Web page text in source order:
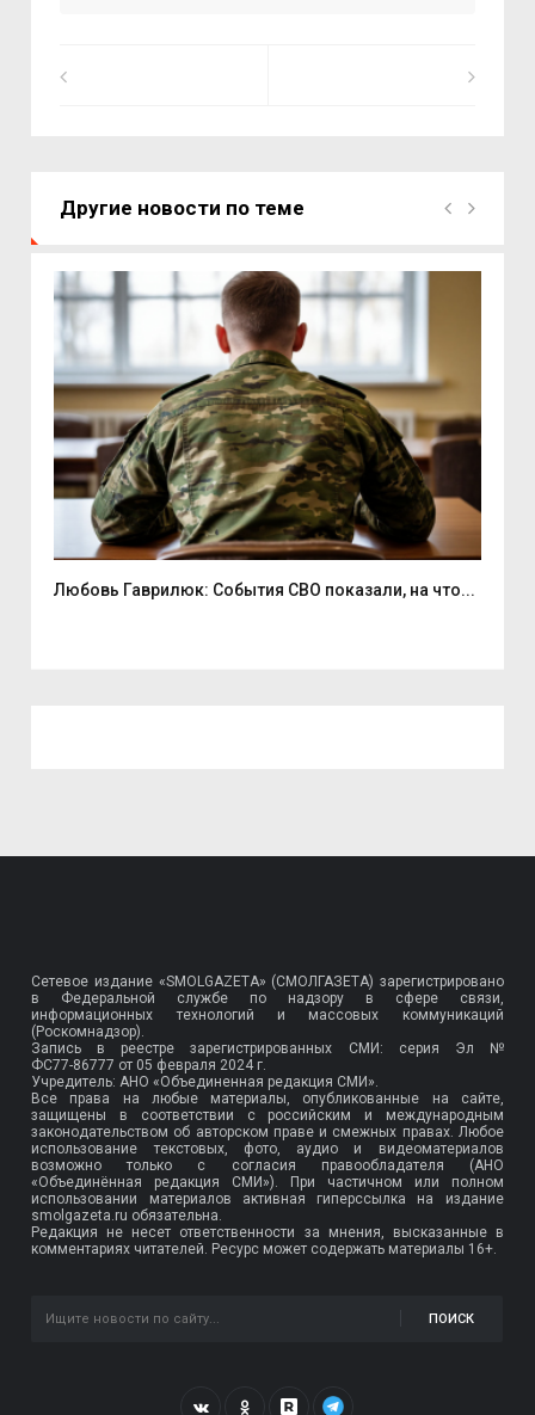
Другие новости по теме
Любовь Гаврилюк: События СВО показали, на что...
Сетевое издание «SMOLGAZETA» (СМОЛГАЗЕТА) зарегистрировано
в Федеральной службе по надзору в сфере связи,
информационных технологий и массовых коммуникаций
(Роскомнадзор).
Запись в реестре зарегистрированных СМИ: серия Эл №
ФС77-86777 от 05 февраля 2024 г.
Учредитель: АНО «Объединенная редакция СМИ».
Все права на любые материалы, опубликованные на сайте,
защищены в соответствии с российским и международным
законодательством об авторском праве и смежных правах. Любое
использование текстовых, фото, аудио и видеоматериалов
возможно только с согласия правообладателя (АНО
«Объединённая редакция СМИ»). При частичном или полном
использовании материалов активная гиперссылка на издание
smolgazeta.ru обязательна.
Редакция не несет ответственности за мнения, высказанные в
комментариях читателей. Ресурс может содержать материалы 16+.
ПОИСК